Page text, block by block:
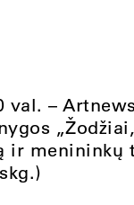
val. –
ir menininkų